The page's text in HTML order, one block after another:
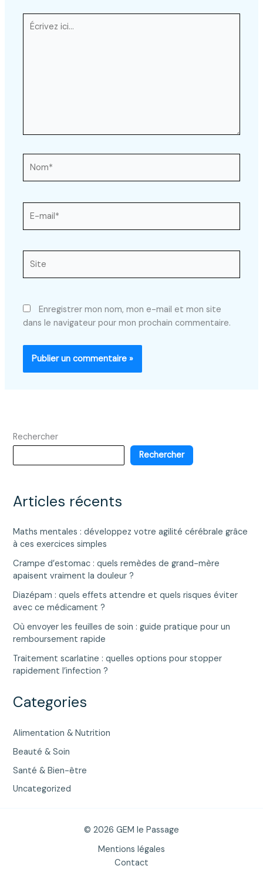
Écrivez
ici…
mail*
Enregistrer mon nom, mon e-mail et mon site
dans le navigateur pour mon prochain commentaire.
Rechercher
Rechercher
Articles récents
Maths mentales : développez votre agilité cérébrale grâce
à ces exercices simples
Crampe d’estomac : quels remèdes de grand-mère
apaisent vraiment la douleur ?
Diazépam : quels effets attendre et quels risques éviter
avec ce médicament ?
Où envoyer les feuilles de soin : guide pratique pour un
remboursement rapide
Traitement scarlatine : quelles options pour stopper
rapidement l’infection ?
Categories
Alimentation & Nutrition
Beauté & Soin
Santé & Bien-être
Uncategorized
© 2026 GEM le Passage
Mentions légales
Contact